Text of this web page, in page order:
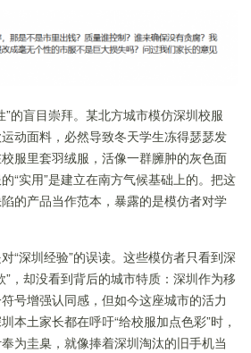
”的盲目崇拜。某北方城市模仿深圳校服
动面料，必然导致冬天学生冻得瑟瑟发
服里套羽绒服，活像一群臃肿的灰色面
“实用”是建立在南方气候基础上的。把这
的产品当作范本，暴露的是模仿者对学
“深圳经验”的误读。这些模仿者只看到深
”，却没看到背后的城市特质：深圳作为移
号增强认同感，但如今这座城市的活力
本土家长都在呼吁“给校服加点色彩”时，
为圭臬，就像捧着深圳淘汰的旧手机当